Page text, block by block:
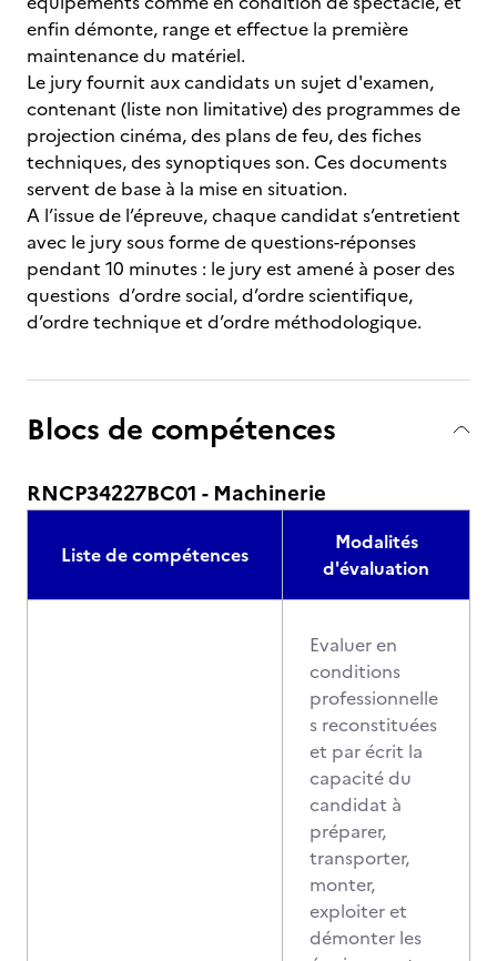
enfin démonte, range et effectue la première
maintenance du matériel.
Le jury fournit aux candidats un sujet d'examen,
contenant (liste non limitative) des programmes de
projection cinéma, des plans de feu, des fiches
techniques, des synoptiques son. Ces documents
servent de base à la mise en situation.
A l’issue de l’épreuve, chaque candidat s’entretient
avec le jury sous forme de questions-réponses
pendant 10 minutes : le jury est amené à poser des
questions d’ordre social, d’ordre scientifique,
d’ordre technique et d’ordre méthodologique.
Blocs de compétences
RNCP34227BC01 - Machinerie
Liste de compétences
Modalités
d'évaluation
Evaluer en
conditions
professionnelle
s reconstituées
et par écrit la
capacité du
candidat à
préparer,
transporter,
monter,
exploiter et
démonter les